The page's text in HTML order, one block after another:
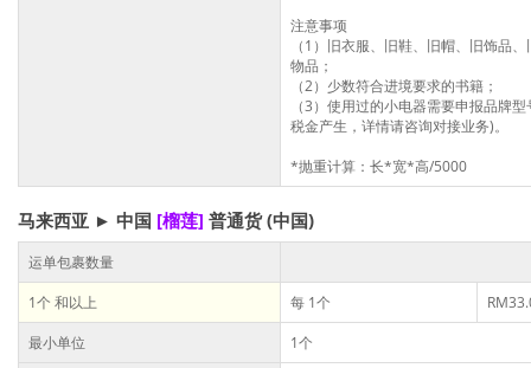
注意事项
（1）旧衣服、旧鞋、旧帽、旧饰品
物品；
（2）少数符合进境要求的书籍；
（3）使用过的小电器需要申报品牌
税金产生，详情请咨询对接业务)。
*抛重计算：长*宽*高/5000
马来西亚 ► 中国 [榴莲] 普通货 (中国)
运单包裹数量
1个 和以上
每 1个
最小单位
1个